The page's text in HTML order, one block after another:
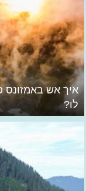
איך אש באמזונס
לו?